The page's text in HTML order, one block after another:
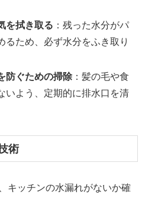
を拭き取る ：残った水分がパ
るため、必ず水分をふき取り
防ぐための掃除：髪の毛や食
いよう、定期的に排水口を清
術
キッチンの水漏れがないか確